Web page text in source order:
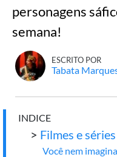
personagens
semana!
ESCRITO POR
Tabata
INDICE
> Filmes e
Você nem imagina